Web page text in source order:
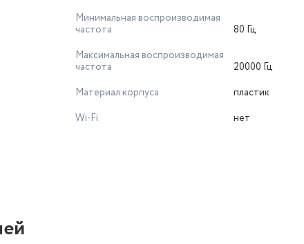
Минимальная воспроизводимая
частота
80 Гц
Максимальная воспроизводимая
частота
20000 Гц
Материал корпуса
пластик
Wi-Fi
нет